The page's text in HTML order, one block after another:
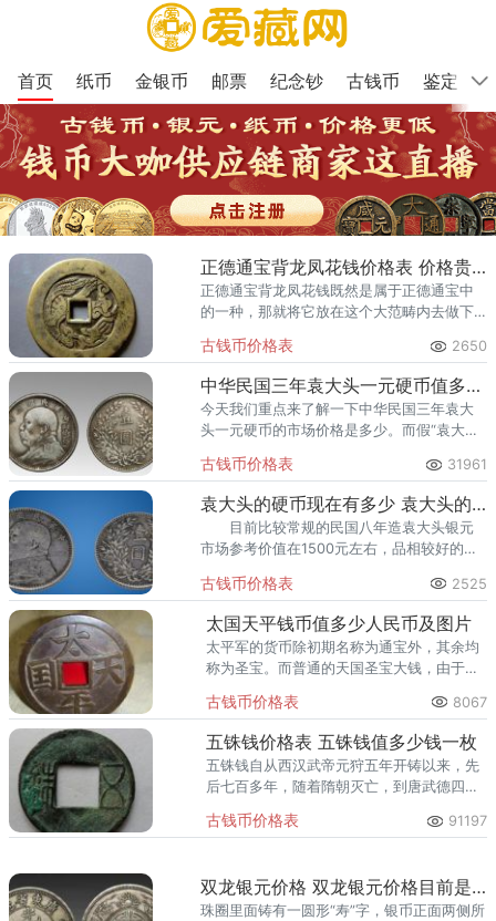
首页 纸币 金银币 邮票 纪念钞 古钱币 鉴定
正德通宝背龙凤花钱价格表 价格贵不贵
正德通宝背龙凤花钱既然是属于正德通宝中
的一种，那就将它放在这个大范畴内去做下
认知。
古钱币价格表 2650
中华民国三年袁大头一元硬币值多少钱及图片
今天我们重点来了解一下中华民国三年袁大
头一元硬币的市场价格是多少。而假“袁大
磨损后，重量也应达到25.8克。
古钱币价格表 31961
袁大头的硬币现在有多少 袁大头的硬币值得收藏吗
目前比较常规的民国八年造袁大头银元
市场参考价值在1500元左右，品相较好的市
古钱币价格表 2525
太国天平钱币值多少人民币及图片
太平军的货币除初期名称为通宝外，其余均
称为圣宝。而普通的天国圣宝大钱，由于数
每枚1500元、2500元、3000元、8000元
左右。
古钱币价格表 8067
五铢钱价格表 五铢钱值多少钱一枚
五铢钱自从西汉武帝元狩五年开铸以来，先
后七百多年，随着隋朝灭亡，到唐武德四年
厚，面背均有外廓，笔画较肥，铜质晦暗。
古钱币价格表 91197
双龙银元价格 双龙银元价格目前是多少
珠圈里面铸有一圆形“寿”字，银币正面两侧所